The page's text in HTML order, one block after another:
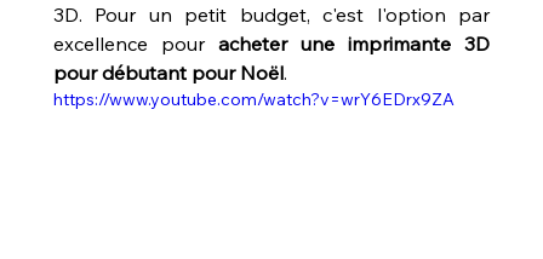
3D. Pour un petit budget, c'est l'option par
excellence pour acheter une imprimante 3D
pour débutant pour Noël.
https://www.youtube.com/watch?v=wrY6EDrx9ZA